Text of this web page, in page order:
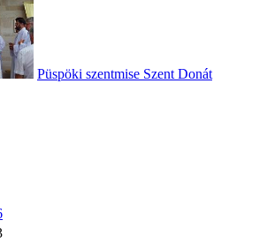
Püspöki szentmise Szent Donát